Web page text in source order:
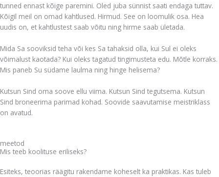
tunned ennast kõige paremini. Oled juba sünnist saati endaga tuttav.
Kõigil meil on omad kahtlused. Hirmud. See on loomulik osa. Hea
uudis on, et kahtlustest saab võitu ning hirme saab ületada.
Mida Sa sooviksid teha või kes Sa tahaksid olla, kui Sul ei oleks
võimalust kaotada? Kui oleks tagatud tingimusteta edu. Mõtle korraks.
Mis paneb Su südame laulma ning hinge helisema?
Kutsun Sind oma soove ellu viima. Kutsun Sind tegutsema. Kutsun
Sind broneerima parimad kohad. Soovide saavutamise meistriklass
on avatud.
meetod
Mis teeb koolituse eriliseks?
Esiteks, teoorias räägitu rakendame koheselt ka praktikas. Kas tuleb